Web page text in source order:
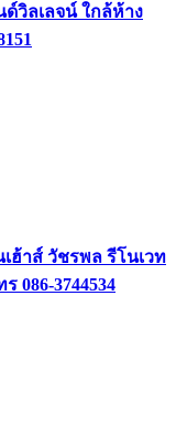
วิลเลจน์ ใกล้ห้าง
ฮ้าส์ วัชรพล รีโนเวท
086-3744534